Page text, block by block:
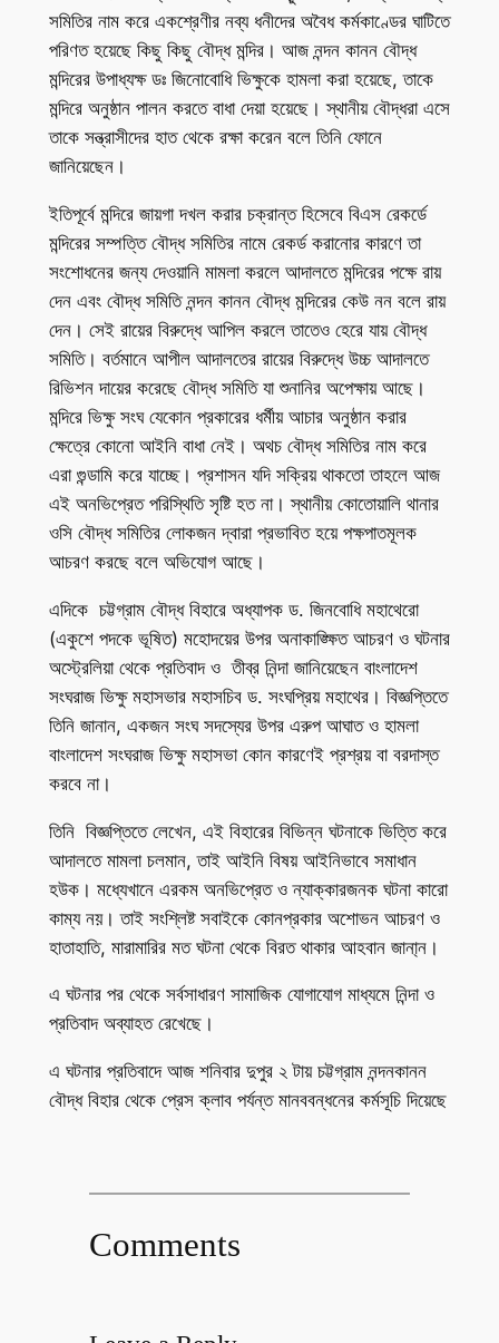
সমিতির নাম করে একশ্রেণীর নব্য ধনীদের অবৈধ কর্মকাণ্ডের ঘাটিতে
পরিণত হয়েছে কিছু কিছু বৌদ্ধ মন্দির। আজ নন্দন কানন বৌদ্ধ
মন্দিরের উপাধ্যক্ষ ডঃ জিনোবোধি ভিক্ষুকে হামলা করা হয়েছে, তাকে
মন্দিরে অনুষ্ঠান পালন করতে বাধা দেয়া হয়েছে। স্থানীয় বৌদ্ধরা এসে
তাকে সন্ত্রাসীদের হাত থেকে রক্ষা করেন বলে তিনি ফোনে
জানিয়েছেন।
ইতিপূর্বে মন্দিরে জায়গা দখল করার চক্রান্ত হিসেবে বিএস রেকর্ডে
মন্দিরের সম্পত্তি বৌদ্ধ সমিতির নামে রেকর্ড করানোর কারণে তা
সংশোধনের জন্য দেওয়ানি মামলা করলে আদালতে মন্দিরের পক্ষে রায়
দেন এবং বৌদ্ধ সমিতি নন্দন কানন বৌদ্ধ মন্দিরের কেউ নন বলে রায়
দেন। সেই রায়ের বিরুদ্ধে আপিল করলে তাতেও হেরে যায় বৌদ্ধ
সমিতি। বর্তমানে আপীল আদালতের রায়ের বিরুদ্ধে উচ্চ আদালতে
রিভিশন দায়ের করেছে বৌদ্ধ সমিতি যা শুনানির অপেক্ষায় আছে।
মন্দিরে ভিক্ষু সংঘ যেকোন প্রকারের ধর্মীয় আচার অনুষ্ঠান করার
ক্ষেত্রে কোনো আইনি বাধা নেই। অথচ বৌদ্ধ সমিতির নাম করে
এরা গুন্ডামি করে যাচ্ছে। প্রশাসন যদি সক্রিয় থাকতো তাহলে আজ
এই অনভিপ্রেত পরিস্থিতি সৃষ্টি হত না। স্থানীয় কোতোয়ালি থানার
ওসি বৌদ্ধ সমিতির লোকজন দ্বারা প্রভাবিত হয়ে পক্ষপাতমূলক
আচরণ করছে বলে অভিযোগ আছে।
এদিকে চট্টগ্রাম বৌদ্ধ বিহারে অধ্যাপক ড. জিনবোধি মহাথেরো
(একুশে পদকে ভূষিত) মহোদয়ের উপর অনাকাঙ্ক্ষিত আচরণ ও ঘটনার
অস্ট্রেলিয়া থেকে প্রতিবাদ ও তীব্র নিন্দা জানিয়েছেন বাংলাদেশ
সংঘরাজ ভিক্ষু মহাসভার মহাসচিব ড. সংঘপ্রিয় মহাথের। বিজ্ঞপ্তিতে
তিনি জানান, একজন সংঘ সদস্যের উপর এরুপ আঘাত ও হামলা
বাংলাদেশ সংঘরাজ ভিক্ষু মহাসভা কোন কারণেই প্রশ্রয় বা বরদাস্ত
করবে না।
তিনি বিজ্ঞপ্তিতে লেখেন, এই বিহারের বিভিন্ন ঘটনাকে ভিত্তি করে
আদালতে মামলা চলমান, তাই আইনি বিষয় আইনিভাবে সমাধান
হউক। মধ্যেখানে এরকম অনভিপ্রেত ও ন্যাক্কারজনক ঘটনা কারো
কাম্য নয়। তাই সংশ্লিষ্ট সবাইকে কোনপ্রকার অশোভন আচরণ ও
হাতাহাতি, মারামারির মত ঘটনা থেকে বিরত থাকার আহবান জানা্ন।
এ ঘটনার পর থেকে সর্বসাধারণ সামাজিক যোগাযোগ মাধ্যমে নিন্দা ও
প্রতিবাদ অব্যাহত রেখেছে।
এ ঘটনার প্রতিবাদে আজ শনিবার দুপুর ২ টায় চট্টগ্রাম নন্দনকানন
বৌদ্ধ বিহার থেকে প্রেস ক্লাব পর্যন্ত মানববন্ধনের কর্মসূচি দিয়েছে
Comments